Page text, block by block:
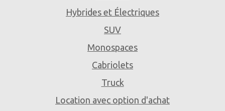
Hybrides et Électriques
SUV
Monospaces
Cabriolets
Truck
Location avec option d'achat